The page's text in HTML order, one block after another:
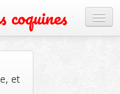
et